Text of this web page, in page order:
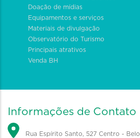
Doação de mídias
Equipamentos e serviços
Materiais de divulgação
Observatório do Turismo
Principais atrativos
Venda BH
Informações de Contato
Rua Espírito Santo, 527 Centro -